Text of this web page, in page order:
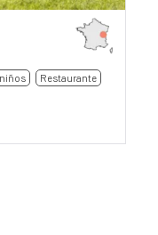
Restaurante